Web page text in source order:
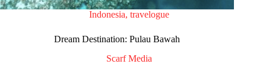
Indonesia, travelogue
Dream Destination: Pulau Bawah
Scarf Media